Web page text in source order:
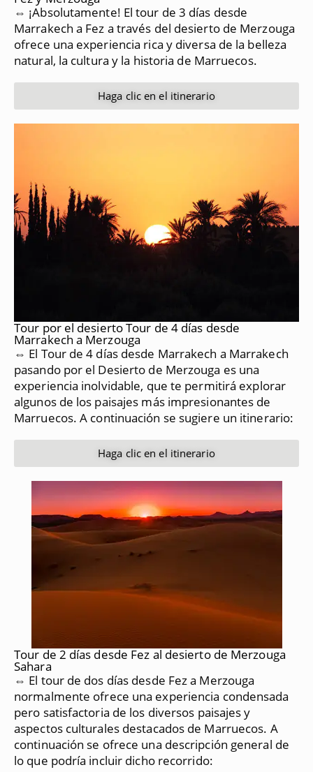
⇔ ¡Absolutamente! El tour de 3 días desde
Marrakech a Fez a través del desierto de Merzouga
ofrece una experiencia rica y diversa de la belleza
natural, la cultura y la historia de Marruecos.
Haga clic en el itinerario
Tour por el desierto Tour de 4 días desde
Marrakech a Merzouga
⇔ El Tour de 4 días desde Marrakech a Marrakech
pasando por el Desierto de Merzouga es una
experiencia inolvidable, que te permitirá explorar
algunos de los paisajes más impresionantes de
Marruecos. A continuación se sugiere un itinerario:
Haga clic en el itinerario
Tour de 2 días desde Fez al desierto de Merzouga
Sahara
⇔ El tour de dos días desde Fez a Merzouga
normalmente ofrece una experiencia condensada
pero satisfactoria de los diversos paisajes y
aspectos culturales destacados de Marruecos. A
continuación se ofrece una descripción general de
lo que podría incluir dicho recorrido: